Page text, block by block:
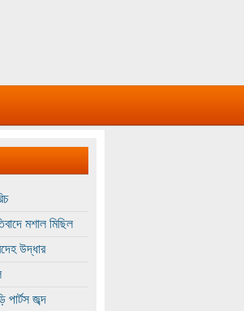
মশাল মিছিল
উদ্ধার
পার্টস জব্দ